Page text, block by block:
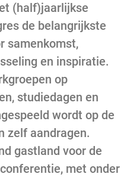
(half)jaarlijkse
de belangrijkste
samenkomst,
en inspiratie.
op
studiedagen en
wordt op de
zelf aandragen.
gastland voor de
met onder